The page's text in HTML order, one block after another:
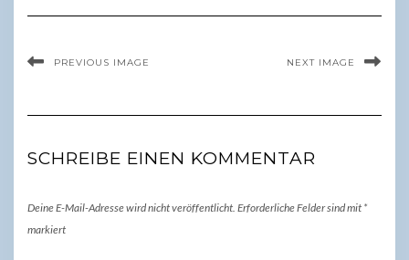
PREVIOUS IMAGE NEXT IMAGE
SCHREIBE EINEN KOMMENTAR
Deine E-Mail-Adresse wird nicht veröffentlicht. Erforderliche Felder sind mit *
markiert